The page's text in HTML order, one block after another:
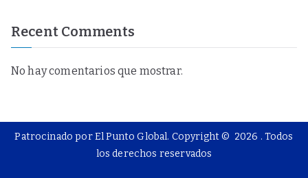
Recent Comments
No hay comentarios que mostrar.
Patrocinado por El Punto Global. Copyright © 2026 . Todos
los derechos reservados